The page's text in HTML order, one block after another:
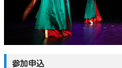
参加申込